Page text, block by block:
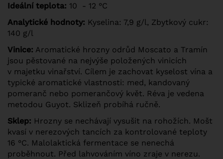
Ideální teplota: 10 - 12 °C
Analytické hodnoty: Kyselina: 7,9 g/l, Zbytkový cukr:
140 g/l
Vinice: Aromatické hrozny odrůd Moscato a Tramín
jsou pěstované na nejvýše položených vinicích
v majetku vinařství. Cílem je zachovat kyselost vína a
typické aromatické vlastnosti: med, kandovaný
pomeranč nebo pomerančový květ. Réva je vedena
metodou Guyot. Sklizeň probíhá ručně.
Sklep: Hrozny se nechávají vysušit na rohožích. Mošt
kvasí v nerezových tancích za kontrolované teploty
16 °C. Malolaktická fermentace se nenechá
proběhnout. Před lahvováním víno zraje v nerezu.